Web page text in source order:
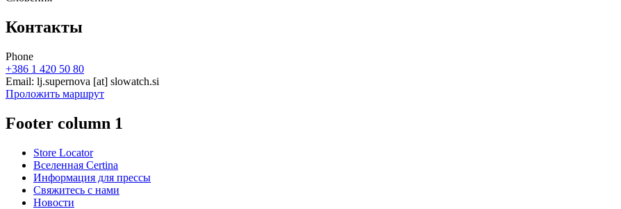
Контакты
Phone
+386 1 420 50 80
Email: lj.supernova [at] slowatch.si
Проложить маршрут
Footer column 1
Store Locator
Вселенная Certina
Информация для прессы
Свяжитесь с нами
Новости